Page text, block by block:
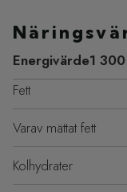
Energivärde1
Fett
Varav mättat fett
Kolhydrater